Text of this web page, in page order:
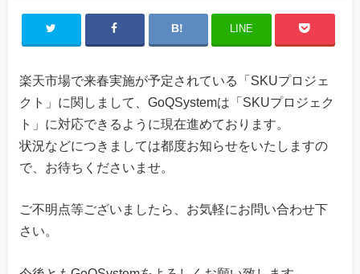
LINE
楽天市場で来春実施が予定されている「SKUプロジェ
クト」に関しまして、GoQSystemは「SKUプロジェク
ト」に対応できるように現在進めております。
状況などにつきましては都度お知らせをいたしますの
で、お待ちくださいませ。
ご不明点等ございましたら、お気軽にお問い合わせ下
さい。